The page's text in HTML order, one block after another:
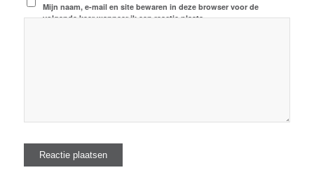
Mijn naam, e-mail en site bewaren in deze browser voor de
volgende keer wanneer ik een reactie plaats.